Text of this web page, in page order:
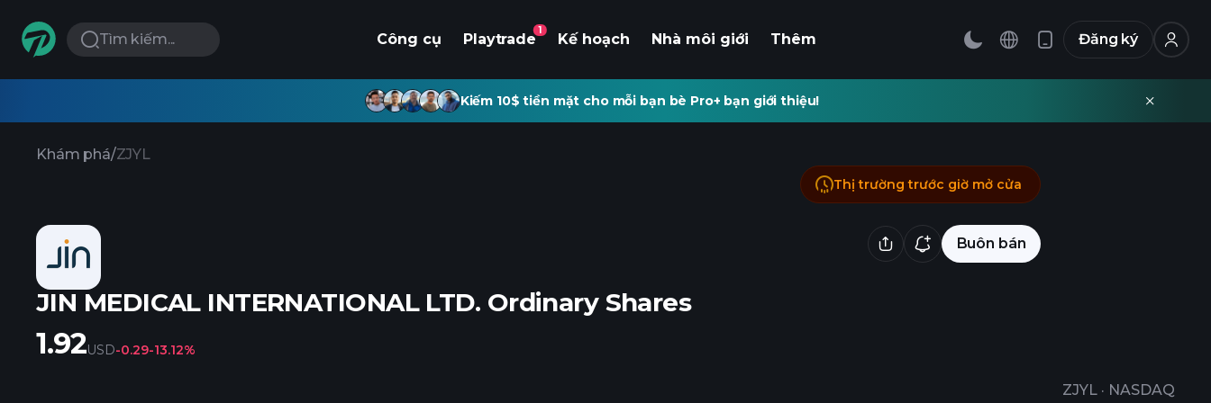
Tìm kiếm... Công cụ Playtrade
1
Kế hoạch Nhà môi giới Thêm Đăng ký
Kiếm 10$ tiền mặt cho mỗi bạn bè Pro+ bạn giới thiệu!
Khám phá/ZJYL
Buôn bán
JIN MEDICAL INTERNATIONAL LTD. Ordinary Shares
ZJYL · NASDAQ
Thị trường trước giờ mở cửa
1.92USD-0.29-13.12%